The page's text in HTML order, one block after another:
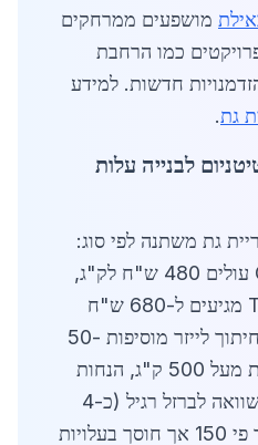
מושפעים ממרחקים
כמו הרחבת
חדשות. למידע
גת.
לבנייה עלות
גת משתנה לפי סוג:
לוחות טיטניום Grade 2 עולים 480 ש"ח לק"ג,
בעוד צינורות Ti-6Al-4V מגיעים ל-680 ש"ח
לק"ג. עלויות עיבוד כמו חיתוך לייזר מוסיפות 50-
100 ש"ח למ"ר. בהזמנות מעל 500 ק"ג, הנחות
של 10-15% זמינות. בהשוואה לברזל רגיל (כ-4
ש"ח לק"ג), טיטניום יקר פי 150 אך חוסך בעלויות